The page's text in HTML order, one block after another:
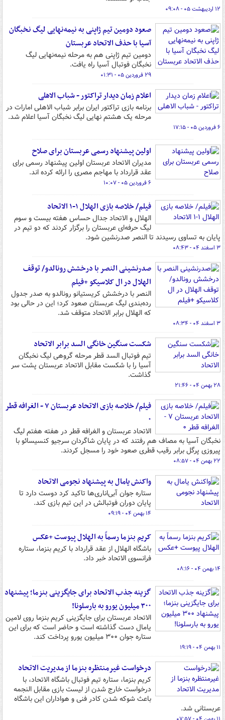
۱۲ اردیبهشت ۰۵ - ۰۹:۰۸
صعود دومین تیم ژاپنی به نیمه‌نهایی لیگ نخبگان
آسیا با حذف الاتحاد عربستان
دومین تیم ژاپنی هم به مرحله نیمه‌نهایی لیگ
نخبگان فوتبال آسیا راه یافت.
۲۹ فروردین ۰۵ - ۰۱:۳۱
اعلام زمان دیدار تراکتور - شباب الاهلی
برنامه بازی تراکتور ایران برابر شباب الاهلی امارات در
مرحله یک‌ هشتم نهایی لیگ نخبگان آسیا اعلام شد.
۶ فروردین ۰۵ - ۱۷:۱۵
اولین پیشنهاد رسمی عربستان برای صلاح
مدیران الاتحاد عربستان اولین پیشنهاد رسمی برای
عقد قرارداد با مهاجم مصری را ارائه کرده اند.
۶ فروردین ۰۵ - ۱۰:۰۷
فیلم/ خلاصه بازی الهلال ۱-۱ الاتحاد
الهلال و الاتحاد جدال حساس هفته بیست و سوم
لیگ حرفه‌ای عربستان را برگزار کردند که دو تیم در
پایان به تساوی رسیدند تا النصر صدرنشین شود.
۳ اسفند ۰۴ - ۰۸:۴۳
صدرنشینی النصر با درخشش رونالدو/ توقف
الهلال در ال کلاسیکو +فیلم
النصر با درخشش کریستیانو رونالدو به صدر جدول
رده‌بندی لیگ عربستان صعود کرد؛ این در حالی بود
که الهلال برابر الاتحاد متوقف شد.
۳ اسفند ۰۴ - ۰۸:۳۴
شکست سنگین خانگی السد برابر الاتحاد
تیم فوتبال السد قطر مرحله گروهی لیگ نخبگان
آسیا را با شکست مقابل الاتحاد عربستان پشت سر
گذاشت.
۲۸ بهمن ۰۴ - ۲۱:۴۶
فیلم/ خلاصه بازی الاتحاد عربستان ۷ - الغرافه قطر
۰
الاتحاد عربستان و الغرافه قطر در هفته هفتم لیگ
نخبگان آسیا به مصاف هم رفتند که در پایان شاگردان سرجیو کنسیسائو با
پیروزی پرگل برابر رقیب قطری صعود خود را مسجل کردند.
۲۲ بهمن ۰۴ - ۰۸:۵۷
واکنش یامال به پیشنهاد نجومی الاتحاد
ستاره جوان آبی‌اناری‌ها تاکید کرد دوست دارد تا
پایان دوران فوتبالش در این تیم بازی کند.
۱۴ بهمن ۰۴ - ۰۹:۱۹
کریم بنزما رسماً به الهلال پیوست +عکس
باشگاه الهلال از عقد قرارداد با کریم بنزما، ستاره
فرانسوی الاتحاد خبر داد.
۱۴ بهمن ۰۴ - ۰۸:۱۶
گزینه جذب الاتحاد برای جایگزینی بنزما؛ پیشنهاد
۳۰۰ میلیون یورو به بارسلونا!
الاتحاد عربستان برای جایگزینی کریم بنزما روی لامین
یامال دست گذاشته است و حاضر است که برای این
ستاره جوان ۳۰۰ میلیون یورو پرداخت کند.
۱۱ بهمن ۰۴ - ۱۹:۱۹
درخواست غیرمنتظره بنزما از مدیریت الاتحاد
کریم بنزما، ستاره تیم فوتبال باشگاه الاتحاد، با
درخواست خارج شدن از لیست بازی مقابل النجمه
باعث شوکه شدن کادر فنی و هواداران این باشگاه
عربستانی شد.